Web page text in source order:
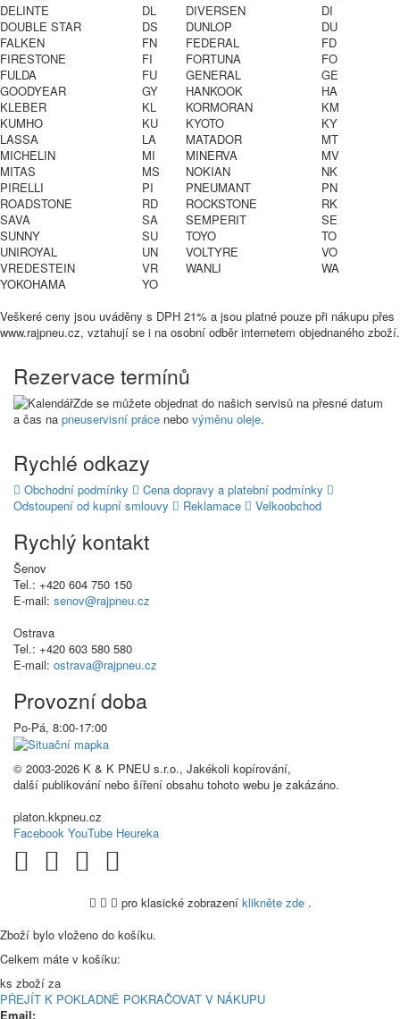
DELINTE
DL DIVERSEN
DI
DOUBLE STAR
DS DUNLOP
DU
FALKEN
FN FEDERAL
FD
FIRESTONE
FI FORTUNA
FO
FULDA
FU GENERAL
GE
GOODYEAR
GY HANKOOK
HA
KLEBER
KL KORMORAN
KM
KUMHO
KU KYOTO
KY
LASSA
LA MATADOR
MT
MICHELIN
MI MINERVA
MV
MITAS
MS NOKIAN
NK
PIRELLI
PI PNEUMANT
PN
ROADSTONE
RD ROCKSTONE
RK
SAVA
SA SEMPERIT
SE
SUNNY
SU TOYO
TO
UNIROYAL
UN VOLTYRE
VO
VREDESTEIN
VR WANLI
WA
YOKOHAMA
YO
Veškeré ceny jsou uváděny s DPH 21% a jsou platné pouze při nákupu přes
www.rajpneu.cz, vztahují se i na osobní odběr internetem objednaného zboží.
Rezervace termínů
Zde se můžete objednat do našich servisů na přesné datum
a čas na pneuservisní práce nebo výměnu oleje.
Rychlé odkazy
Obchodní podmínky
Cena dopravy a platební podmínky
Odstoupení od kupní smlouvy
Reklamace Velkoobchod
Rychlý kontakt
Šenov
Tel.: +420 604 750 150
E-mail: senov@rajpneu.cz
Ostrava
Tel.: +420 603 580 580
E-mail: ostrava@rajpneu.cz
Provozní doba
Po-Pá, 8:00-17:00
© 2003-2026 K & K PNEU s.r.o., Jakékoli kopírování,
další publikování nebo šíření obsahu tohoto webu je zakázáno.
platon.kkpneu.cz
Facebook YouTube Heureka
pro klasické zobrazení klikněte zde.
Zboží bylo vloženo do košíku.
Celkem máte v košíku:
ks zboží za
PŘEJÍT K POKLADNĚ POKRAČOVAT V NÁKUPU
Email: